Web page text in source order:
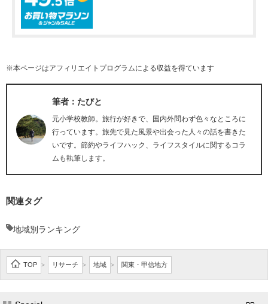
※本ページはアフィリエイトプログラムによる収益を得ています
筆者：たびと
元小学校教師。旅行が好きで、国内外問わず色々なところに
行っています。旅先で見た風景や出会った人々の話を書きた
いです。節約やライフハック、ライフスタイルに関するコラ
ムも執筆します。
関連タグ
地域別ランキング
TOP > リサーチ > 地域 > 関東・甲信地方